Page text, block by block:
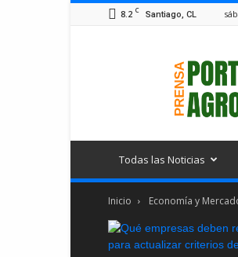
8.2 C Santiago, CL
Todas las Noticias
Inicio Economía y